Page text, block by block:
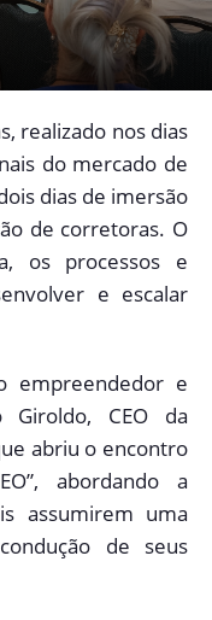
realizado nos dias
do mercado de
dias de imersão
de corretoras. O
os processos e
e escalar
empreendedor e
Giroldo, CEO da
abriu o encontro
abordando a
assumirem uma
de seus